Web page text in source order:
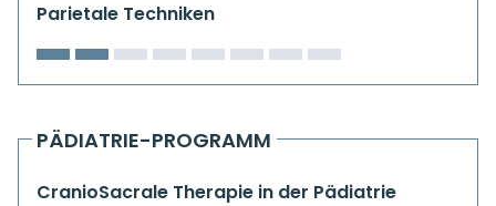
Parietale Techniken
PÄDIATRIE-PROGRAMM
CranioSacrale Therapie in der Pädiatrie